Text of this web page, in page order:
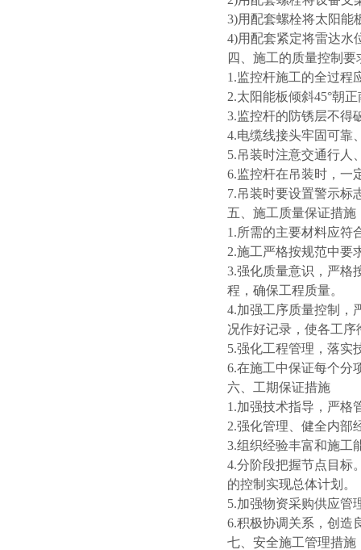
3)用配套螺栓将太阳能
4)用配套紧定将雷达水
四、施工的质量控制
1.监控杆施工的全过程
2.太阳能板倾斜45°朝
3.监控杆的防锈层不得
4.电缆线接头牢固可靠
5.吊装时注意交通行人
6.监控杆在吊装时，一
7.吊装时要设置警示标
五、施工质量保证措施
1.所需的主要材料应符
2.施工严格按规范中要
3.强化质量意识，严格
程，确保工程质量。
4.加强工序质量控制，
况作好记录，使各工
5.强化工程管理，落实
6.在施工中保证每个分
六、工期保证措施
1.加强技术指导，严格
2.强化管理、健全内部
3.组织经验丰富和施工
4.分阶段把握节点目标
的控制实现总体计划。
5.加强物资采购供应管
6.积极协调关系，创造
七、安全施工管理措施